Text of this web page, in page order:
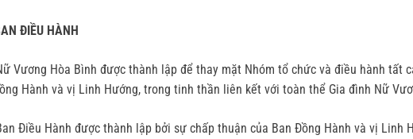
ĐIỀU HÀNH
Vương Hòa Bình được thành lập để thay mặt Nhóm tổ chức và điều hành tất
Hành và vị Linh Hướng, trong tinh thần liên kết với toàn thể Gia đình Nữ
Điều Hành được thành lập bởi sự chấp thuận của Ban Đồng Hành và vị Linh